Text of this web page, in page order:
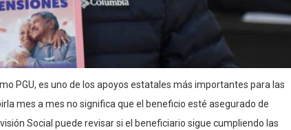
PGU, es uno de los apoyos estatales más importantes para las
mes a mes no significa que el beneficio esté asegurado de
Social puede revisar si el beneficiario sigue cumpliendo las